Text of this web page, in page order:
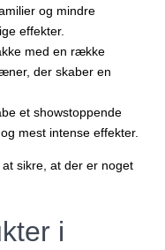
og mindre
effekter.
med en række
der skaber en
et showstoppende
mest intense effekter.
sikre, at der er noget
i